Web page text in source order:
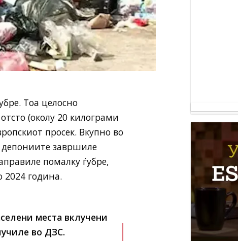
Тоа целосно
(околу 20 килограми
просек. Вкупно во
депониите завршиле
помалку ѓубре,
2024 година.
места вклучени
во ДЗС.